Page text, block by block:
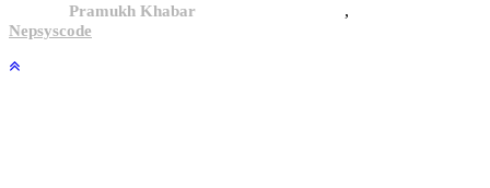
Pramukh Khabar, All rights reserved. ,
Nepsyscode